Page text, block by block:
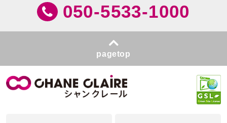
050-5533-1000
pagetop